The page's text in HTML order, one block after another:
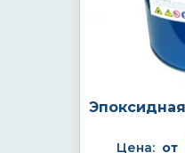
Цена: от